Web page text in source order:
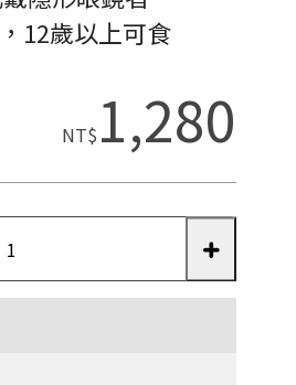
12歲以上可食
NT$ 1,280